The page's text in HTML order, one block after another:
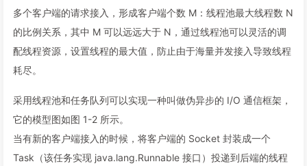
多个客户端的请求接入，形成客户端个数 M：线程池最大线程数 N
的比例关系，其中 M 可以远远大于 N，通过线程池可以灵活的调
配线程资源，设置线程的最大值，防止由于海量并发接入导致线程
耗尽。
采用线程池和任务队列可以实现一种叫做伪异步的 I/O 通信框架，
它的模型图如图 1-2 所示。
当有新的客户端接入的时候，将客户端的 Socket 封装成一个
Task（该任务实现 java.lang.Runnable 接口）投递到后端的线程